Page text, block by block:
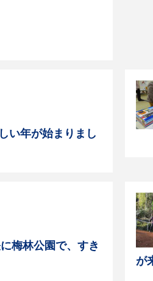
い年が始まりまし
梅林公園で、すき
が